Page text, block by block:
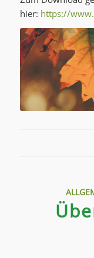
hier: https://